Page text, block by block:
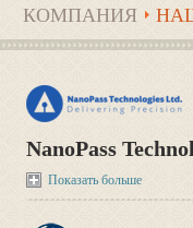
КОМПАНИЯ
NanoPass
Показать больше